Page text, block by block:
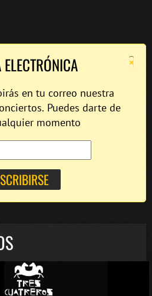
×
en tu correo nuestra
Puedes darte de
momento